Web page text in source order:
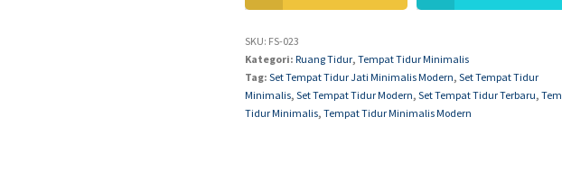
SKU: FS-023
Kategori:Ruang Tidur,Tempat Tidur Minimalis
Tag:Set Tempat Tidur Jati Minimalis Modern,Set Tempat Tidur
Minimalis,Set Tempat Tidur Modern,Set Tempat Tidur Terbaru,
Tidur Minimalis,Tempat Tidur Minimalis Modern